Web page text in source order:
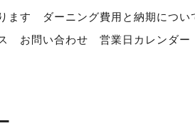
ます
ダーニング費用と納期につい
お問い合わせ 営業日カレンダー